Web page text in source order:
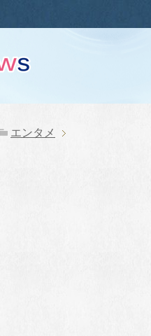
エンタメ